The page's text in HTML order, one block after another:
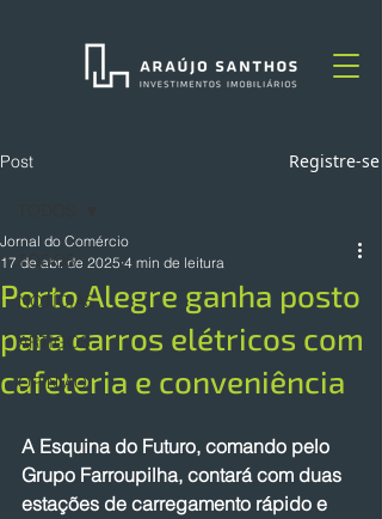
Post Registre-se
TODOS
NOTÍCIAS
ARTIGOS
OPINIÃO
Porto Alegre ganha posto
para carros elétricos com
cafeteria e conveniência
Jornal do Comércio
17 de abr. de 2025 4 min de leitura
A Esquina do Futuro, comando pelo
Grupo Farroupilha, contará com duas
estações de carregamento rápido e